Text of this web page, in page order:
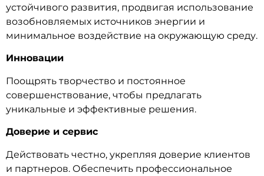
устойчивого развития, продвигая использование
возобновляемых источников энергии и
минимальное воздействие на окружающую среду.
Инновации
Поощрять творчество и постоянное
совершенствование, чтобы предлагать
уникальные и эффективные решения.
Доверие и сервис
Действовать честно, укрепляя доверие клиентов
и партнеров. Обеспечить профессиональное